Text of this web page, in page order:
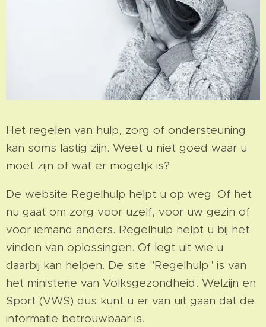
Het regelen van hulp, zorg of ondersteuning
kan soms lastig zijn. Weet u niet goed waar u
moet zijn of wat er mogelijk is?
De website Regelhulp helpt u op weg. Of het
nu gaat om zorg voor uzelf, voor uw gezin of
voor iemand anders. Regelhulp helpt u bij het
vinden van oplossingen. Of legt uit wie u
daarbij kan helpen. De site "Regelhulp" is van
het ministerie van Volksgezondheid, Welzijn en
Sport (VWS) dus kunt u er van uit gaan dat de
informatie betrouwbaar is.